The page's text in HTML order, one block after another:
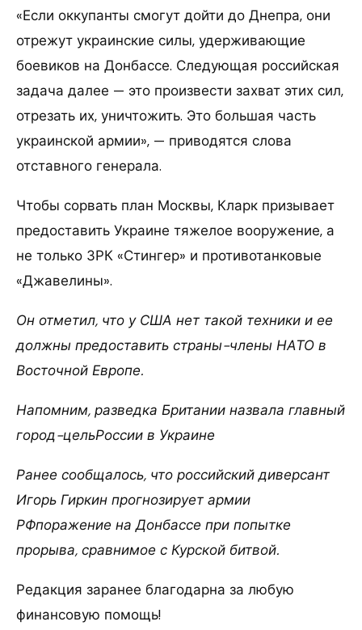
«Если оккупанты смогут дойти до Днепра, они
отрежут украинские силы, удерживающие
боевиков на Донбассе. Следующая российская
задача далее — это произвести захват этих сил,
отрезать их, уничтожить. Это большая часть
украинской армии», — приводятся слова
отставного генерала.
Чтобы сорвать план Москвы, Кларк призывает
предоставить Украине тяжелое вооружение, а
не только ЗРК «Стингер» и противотанковые
«Джавелины».
Он отметил, что у США нет такой техники и ее
должны предоставить страны-члены НАТО в
Восточной Европе.
Напомним, разведка Британии назвала главный
город-цельРоссии в Украине
Ранее сообщалось, что российский диверсант
Игорь Гиркин прогнозирует армии
РФпоражение на Донбассе при попытке
прорыва, сравнимое с Курской битвой.
Редакция заранее благодарна за любую
финансовую помощь!